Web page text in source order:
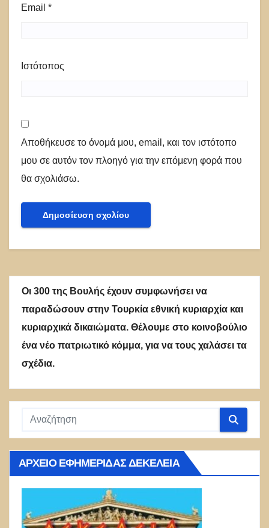
Email *
Ιστότοπος
Αποθήκευσε το όνομά μου, email, και τον ιστότοπο
μου σε αυτόν τον πλοηγό για την επόμενη φορά που
θα σχολιάσω.
Οι 300 της Βουλής έχουν συμφωνήσει να
παραδώσουν στην Τουρκία εθνική κυριαρχία και
κυριαρχικά δικαιώματα. Θέλουμε στο κοινοβούλιο
ένα νέο πατριωτικό κόμμα, για να τους χαλάσει τα
σχέδια.
ΑΡΧΕΊΟ ΕΦΗΜΕΡΊΔΑΣ ΔΕΚΈΛΕΙΑ